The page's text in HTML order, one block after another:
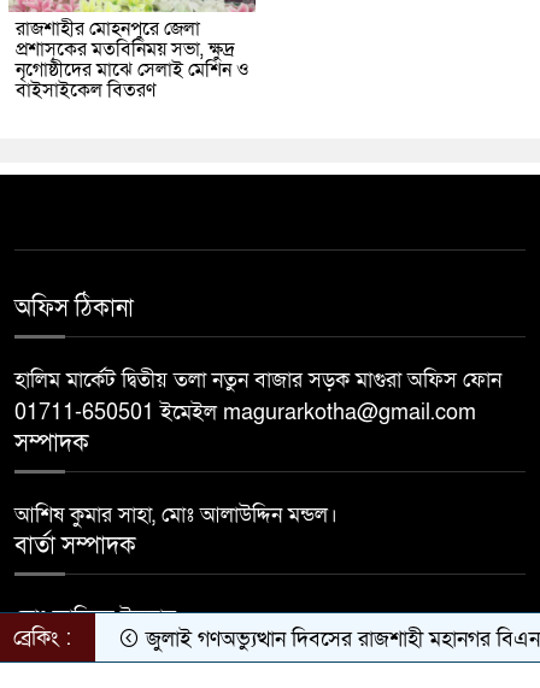
রাজশাহীর মোহনপুরে জেলা
প্রশাসকের মতবিনিময় সভা, ক্ষুদ্র
নৃগোষ্ঠীদের মাঝে সেলাই মেশিন ও
বাইসাইকেল বিতরণ
অফিস ঠিকানা
হালিম মার্কেট দ্বিতীয় তলা নতুন বাজার সড়ক মাগুরা অফিস ফোন
01711-650501 ইমেইল magurarkotha@gmail.com
সম্পাদক
আশিষ কুমার সাহা, মোঃ আলাউদ্দিন মন্ডল।
বার্তা সম্পাদক
মোঃ জাহিদুল ইসলাম।
Developed byBDiT
ব্রেকিং : জুলাই গণঅভ্যুত্থান দিবসের রাজশাহী মহানগর